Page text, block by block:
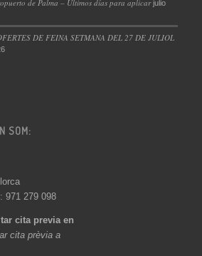
de Palma – Últimos días para aplicar julio
DE FEINA SETMANA DEL 27 DE JULIOL
SOM:
971 279 098
cita previa en
cita prèvia a